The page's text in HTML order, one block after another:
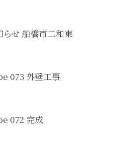
せ 船橋市二和東
073 外壁工事
072 完成